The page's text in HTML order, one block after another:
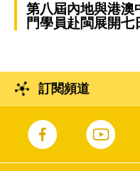
第八屆內地與港澳
門學員赴閩展開七
訂閱頻道